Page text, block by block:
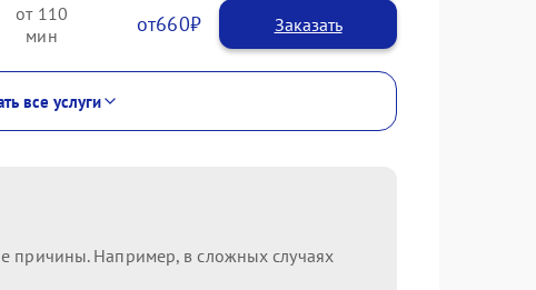
110 660
все услуги
причины. Например, в сложных случаях